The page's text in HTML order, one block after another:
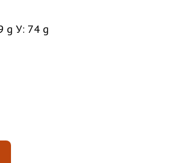
g У: 74 g